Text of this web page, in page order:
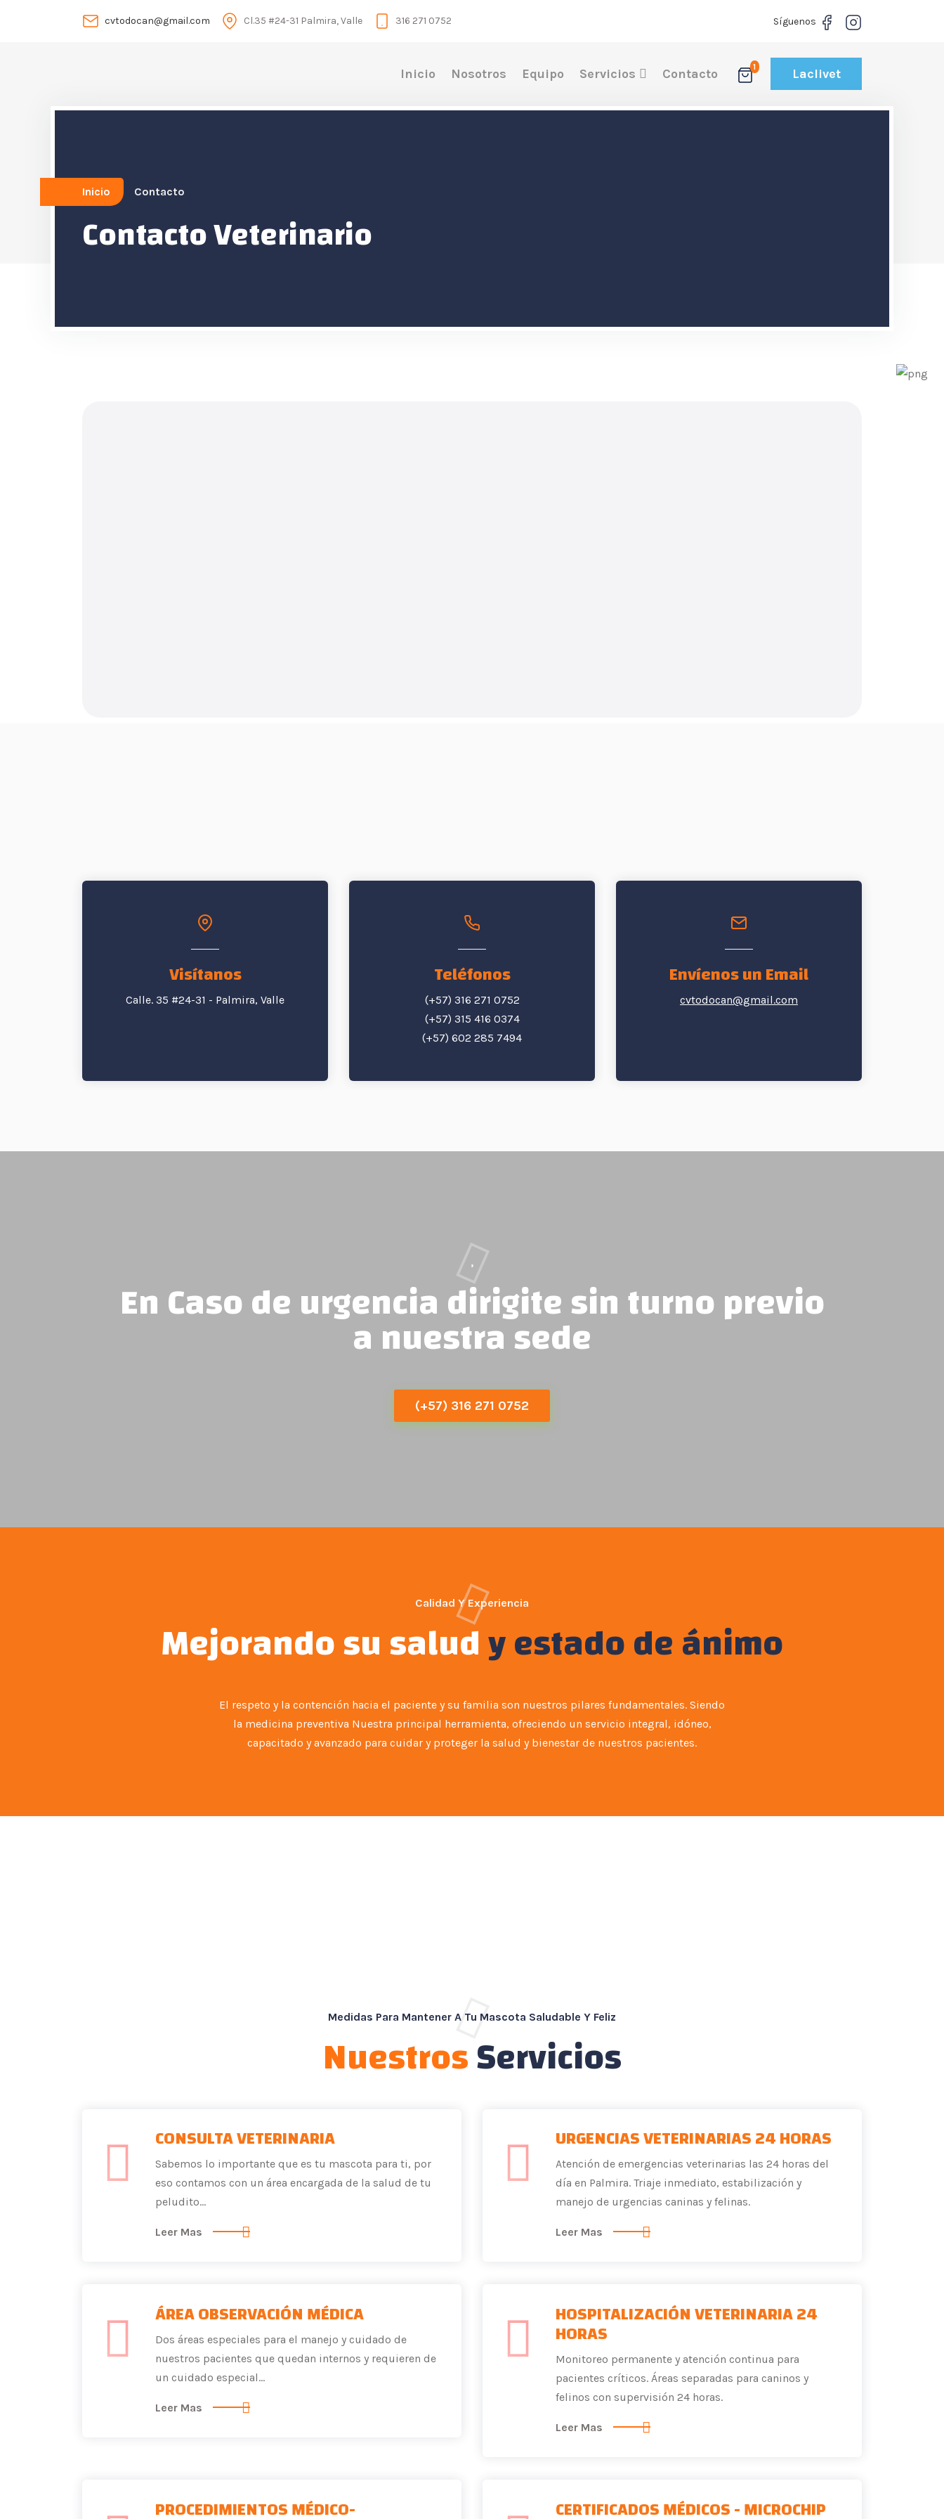
cvtodocan@gmail.com Cl.35 #24-31 Palmira, Valle 316 271 0752 Síguenos
1 Laclivet
Inicio Nosotros Equipo Servicios Contacto
Inicio Contacto
Contacto Veterinario
Visítanos
Calle. 35 #24-31 - Palmira, Valle
Teléfonos
(+57) 316 271 0752
(+57) 315 416 0374
(+57) 602 285 7494
Envíenos un Email
cvtodocan@gmail.com
,
En Caso de urgencia dirigite sin turno previo
a nuestra sede
(+57) 316 271 0752
Calidad Y Experiencia
Mejorando su saludy estado de ánimo
El respeto y la contención hacia el paciente y su familia son nuestros pilares fundamentales. Siendo
la medicina preventiva Nuestra principal herramienta, ofreciendo un servicio integral, idóneo,
capacitado y avanzado para cuidar y proteger la salud y bienestar de nuestros pacientes.
Medidas Para Mantener A Tu Mascota Saludable Y Feliz
NuestrosServicios
CONSULTA VETERINARIA
Sabemos lo importante que es tu mascota para ti, por
eso contamos con un área encargada de la salud de tu
peludito...
Leer Mas
URGENCIAS VETERINARIAS 24 HORAS
Atención de emergencias veterinarias las 24 horas del
día en Palmira. Triaje inmediato, estabilización y
manejo de urgencias caninas y felinas.
Leer Mas
ÁREA OBSERVACIÓN MÉDICA
Dos áreas especiales para el manejo y cuidado de
nuestros pacientes que quedan internos y requieren de
un cuidado especial...
Leer Mas
HOSPITALIZACIÓN VETERINARIA 24
HORAS
Monitoreo permanente y atención continua para
pacientes críticos. Áreas separadas para caninos y
felinos con supervisión 24 horas.
Leer Mas
PROCEDIMIENTOS MÉDICO- CERTIFICADOS MÉDICOS - MICROCHIP